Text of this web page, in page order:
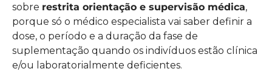
sobre restrita orientação e supervisão médica,
porque só o médico especialista vai saber definir a
dose, o período e a duração da fase de
suplementação quando os indivíduos estão clínica
e/ou laboratorialmente deficientes.